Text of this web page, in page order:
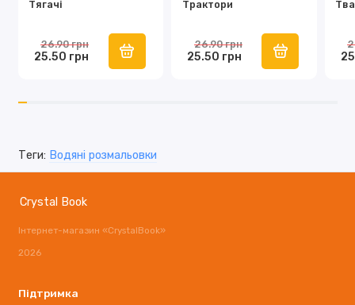
Тягачі
25.50 грн
26.90 грн
Трактори
25.50 грн
26.90 грн
Теги: Водяні розмальовки
Crystal Book
Інтернет-магазин «CrystalBook»
2026
Підтримка